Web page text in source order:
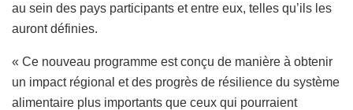
au sein des pays participants et entre eux, telles qu’ils les
auront définies.
« Ce nouveau programme est conçu de manière à obtenir
un impact régional et des progrès de résilience du système
alimentaire plus importants que ceux qui pourraient